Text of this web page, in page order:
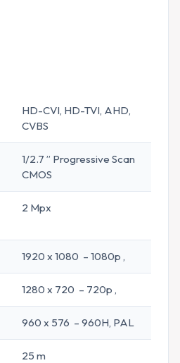
HD-CVI, HD-TVI, AHD,
CVBS
1/2.7 ” Progressive Scan
CMOS
2 Mpx
1920 x 1080 – 1080p ,
1280 x 720 – 720p ,
960 x 576 – 960H, PAL
25 m